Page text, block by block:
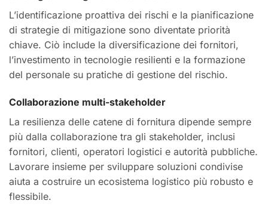
L’identificazione proattiva dei rischi e la pianificazione
di strategie di mitigazione sono diventate priorità
chiave. Ciò include la diversificazione dei fornitori,
l’investimento in tecnologie resilienti e la formazione
del personale su pratiche di gestione del rischio.
Collaborazione multi-stakeholder
La resilienza delle catene di fornitura dipende sempre
più dalla collaborazione tra gli stakeholder, inclusi
fornitori, clienti, operatori logistici e autorità pubbliche.
Lavorare insieme per sviluppare soluzioni condivise
aiuta a costruire un ecosistema logistico più robusto e
flessibile.